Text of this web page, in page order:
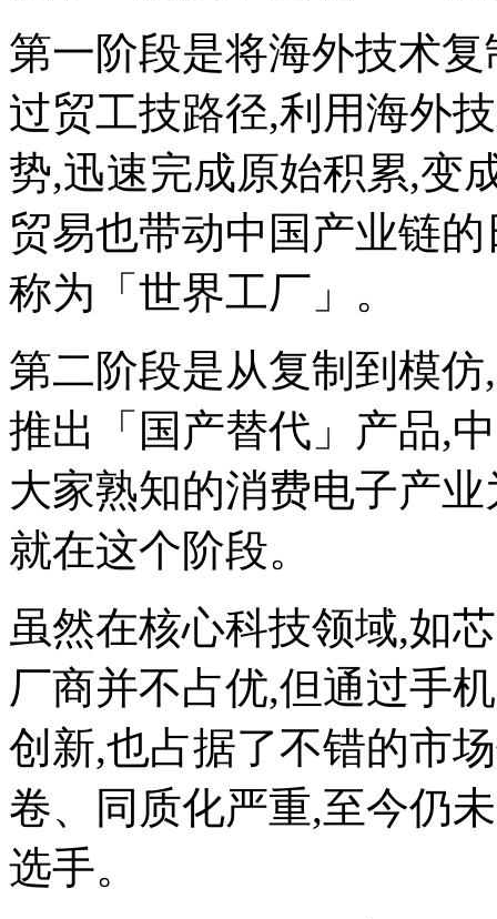
第一阶段是将海外技术
过贸工技路径,利用海外
势,迅速完成原始积累,变
贸易也带动中国产业链
称为「世界工厂」。
第二阶段是从复制到模
推出「国产替代」产品,
大家熟知的消费电子产
就在这个阶段。
虽然在核心科技领域,如
厂商并不占优,但通过手
创新,也占据了不错的市
卷、同质化严重,至今仍
选手。